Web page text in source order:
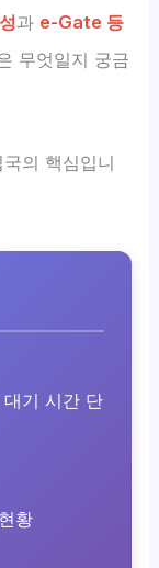
과 e-Gate 등
무엇일지 궁금
의 핵심입니
기 시간 단
황